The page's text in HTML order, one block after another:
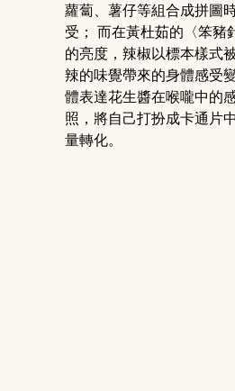
蘿蔔、薯仔等組合成拼圖
受； 而在黃杜茹的〈笨豬
的亮度，辣椒以標本樣式
辣的味覺帶來的身體感受
體表達花生醬在喉嚨中的
照，將自己打扮成卡通片
量轉化。